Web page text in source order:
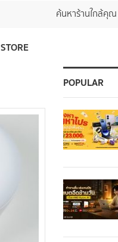
ค้นหาร้านใกล้คุณ
STORE
POPULAR